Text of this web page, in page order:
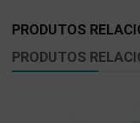
PRODUTOS
PRODUTOS